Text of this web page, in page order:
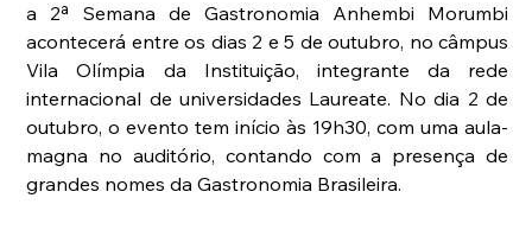
a 2ª Semana de Gastronomia Anhembi Morumbi
acontecerá entre os dias 2 e 5 de outubro, no câmpus
Vila Olímpia da Instituição, integrante da rede
internacional de universidades Laureate. No dia 2 de
outubro, o evento tem início às 19h30, com uma aula-
magna no auditório, contando com a presença de
grandes nomes da Gastronomia Brasileira.